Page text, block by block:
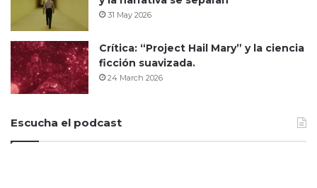
31 May 2026
Crítica: “Project Hail Mary” y la ciencia
ficción suavizada.
24 March 2026
Escucha el podcast